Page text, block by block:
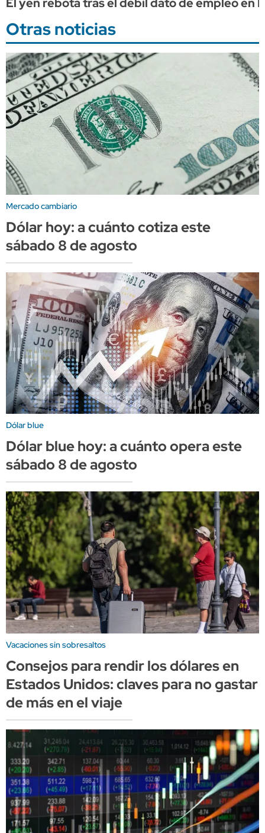
Otras noticias
Mercado cambiario
Dólar hoy: a cuánto cotiza este
sábado 8 de agosto
Dólar blue
Dólar blue hoy: a cuánto opera este
sábado 8 de agosto
Vacaciones sin sobresaltos
Consejos para rendir los dólares en
Estados Unidos: claves para no gastar
de más en el viaje